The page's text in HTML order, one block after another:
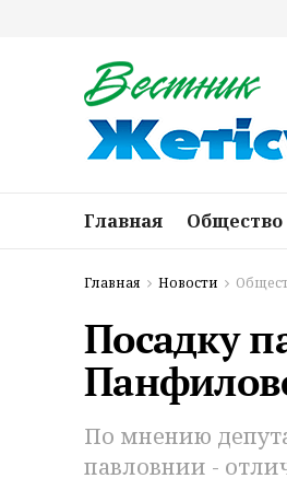
Главная Общество
Главная Новости
Посадку
По мнению
павловнии -